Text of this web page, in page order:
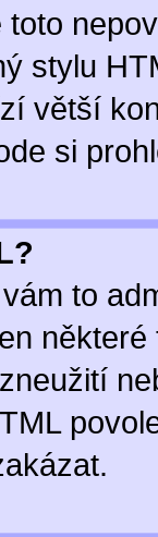
stylu
větší
si
to